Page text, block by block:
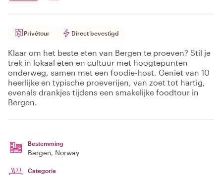
Privétour Direct bevestigd
Klaar om het beste eten van Bergen te proeven? Stil je
trek in lokaal eten en cultuur met hoogtepunten
onderweg, samen met een foodie-host. Geniet van 10
heerlijke en typische proeverijen, van zoet tot hartig,
evenals drankjes tijdens een smakelijke foodtour in
Bergen.
Bestemming
Bergen, Norway
Categorie